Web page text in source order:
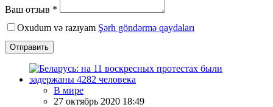
Ваш отзыв *
Oxudum və razıyam Şərh göndərmə qaydaları
Отправить
В мире
27 октябрь 2020 18:49